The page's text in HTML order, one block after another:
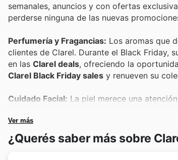
semanales, anuncios y con ofertas
perderse ninguna de las nuevas
Perfumería y Fragancias: Los aromas que
clientes de Clarel. Durante el Black Friday,
en las Clarel deals, ofreciendo la
Clarel Black Friday sales y renueven su
Cuidado Facial: La piel merece una
Black Friday. Consulten los
Maquillaje y Cosméticos:El universo del
Ver más
¿Querés saber más sobre